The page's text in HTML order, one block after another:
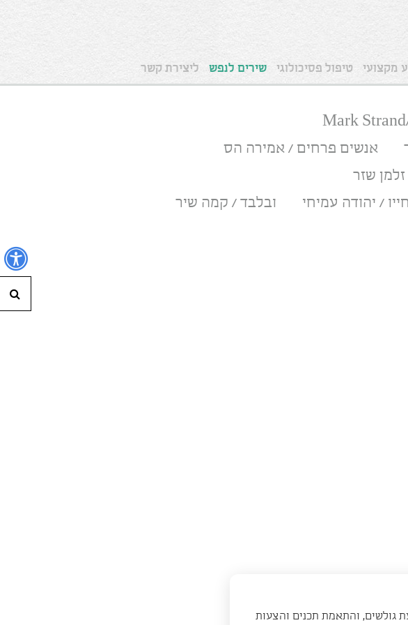
מקצועי טיפול פסיכולוגי שירים לנפש ליצירת קשר
Mark
אנשים פרחים / אמירה הס
שזר
/ יהודה עמיחי
ובלבד / קמה שיר
גולשים, והתאמת תכנים והצעות